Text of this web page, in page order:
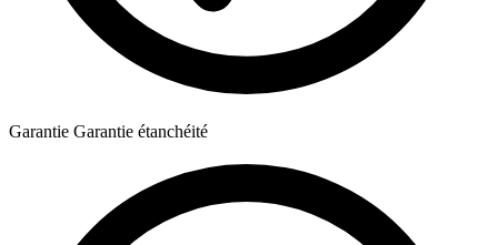
Garantie Garantie étanchéité